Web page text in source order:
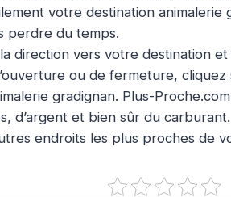
votre destination animalerie
perdre du temps.
direction vers votre destination
ou de fermeture, cliquez
gradignan. Plus-
d’argent et bien sûr du carburant.
endroits les plus proches de